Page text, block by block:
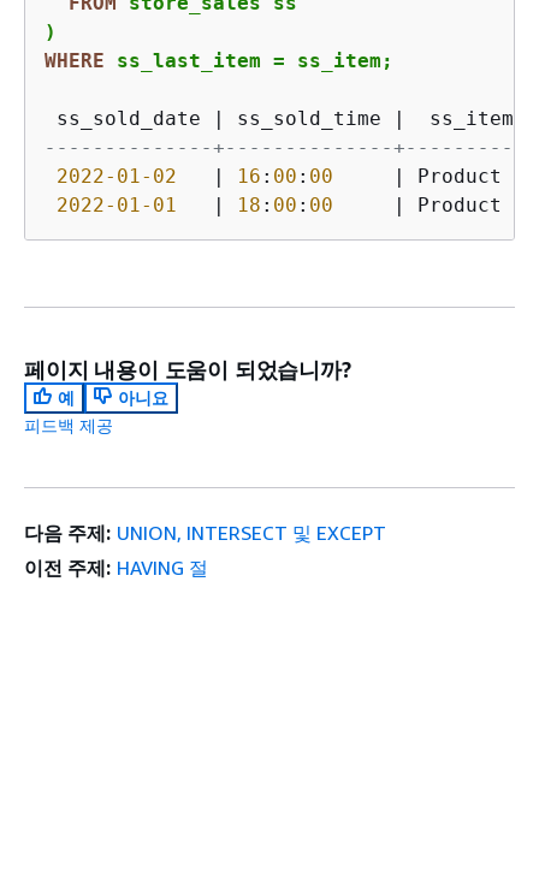
WHERE ss_last_item = ss_item;
ss_sold_date | ss_sold_time |
  ss_item
--------------+--------------
2022-01-02 | 16 : 00 : 00 | Product
2022-01-01 | 18 : 00 : 00 | Product
페이지 내용이 도움이 되었습니까?
예
아니요
피드백 제공
다음 주제: UNION, INTERSECT 및 EXCEPT
이전 주제: HAVING 절